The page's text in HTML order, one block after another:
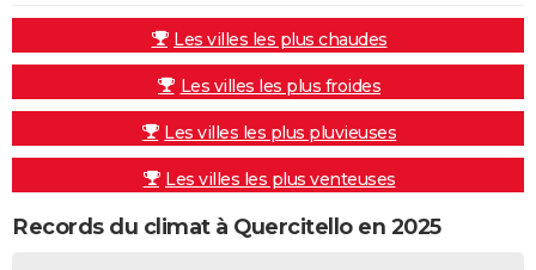
Les villes les plus chaudes
Les villes les plus froides
Les villes les plus pluvieuses
Les villes les plus venteuses
Records du climat à Quercitello en 2025